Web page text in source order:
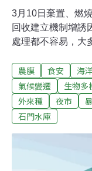
3月10日棄置、燃
回收建立機制增誘
處理都不容易，大
布農業膠膜處理三
疊，以外由農糧署
此，環團表示，農
可在環保署廢清法
收廢紙箱以公斤秤
農膜 食安 海洋
氣候變遷
生物多
外來種
夜市
石門水庫